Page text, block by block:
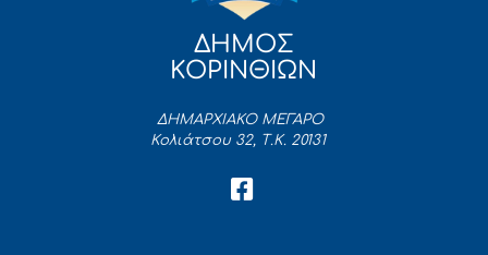
ΔΗΜΟΣ
ΚΟΡΙΝΘΙΩΝ
ΔΗΜΑΡΧΙΑΚΟ ΜΕΓΑΡΟ
Κολιάτσου 32, Τ.Κ. 20131